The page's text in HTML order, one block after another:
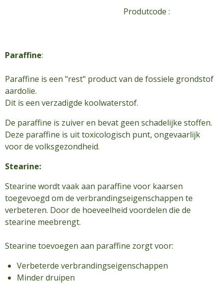
Produtcode :
Paraffine:
Paraffine is een "rest" product van de fossiele grondstof
aardolie.
Dit is een verzadigde koolwaterstof.
De paraffine is zuiver en bevat geen schadelijke stoffen.
Deze paraffine is uit toxicologisch punt, ongevaarlijk
voor de volksgezondheid.
Stearine:
Stearine wordt vaak aan paraffine voor kaarsen
toegevoegd om de verbrandingseigenschappen te
verbeteren. Door de hoeveelheid voordelen die de
stearine meebrengt.
Stearine toevoegen aan paraffine zorgt voor:
Verbeterde verbrandingseigenschappen
Minder druipen